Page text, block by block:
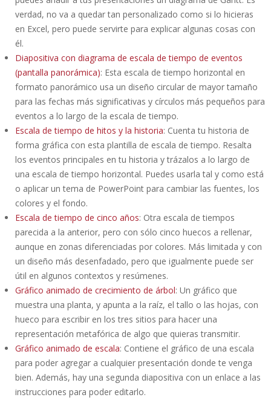
verdad, no va a quedar tan personalizado como si lo hicieras
en Excel, pero puede servirte para explicar algunas cosas con
él.
Diapositiva con diagrama de escala de tiempo de eventos
(pantalla panorámica): Esta escala de tiempo horizontal en
formato panorámico usa un diseño circular de mayor tamaño
para las fechas más significativas y círculos más pequeños para
eventos a lo largo de la escala de tiempo.
Escala de tiempo de hitos y la historia: Cuenta tu historia de
forma gráfica con esta plantilla de escala de tiempo. Resalta
los eventos principales en tu historia y trázalos a lo largo de
una escala de tiempo horizontal. Puedes usarla tal y como está
o aplicar un tema de PowerPoint para cambiar las fuentes, los
colores y el fondo.
Escala de tiempo de cinco años: Otra escala de tiempos
parecida a la anterior, pero con sólo cinco huecos a rellenar,
aunque en zonas diferenciadas por colores. Más limitada y con
un diseño más desenfadado, pero que igualmente puede ser
útil en algunos contextos y resúmenes.
Gráfico animado de crecimiento de árbol: Un gráfico que
muestra una planta, y apunta a la raíz, el tallo o las hojas, con
hueco para escribir en los tres sitios para hacer una
representación metafórica de algo que quieras transmitir.
Gráfico animado de escala: Contiene el gráfico de una escala
para poder agregar a cualquier presentación donde te venga
bien. Además, hay una segunda diapositiva con un enlace a las
instrucciones para poder editarlo.